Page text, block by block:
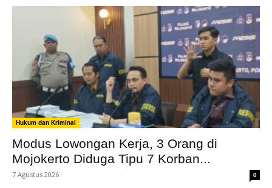
Hukum dan Kriminal
Modus Lowongan Kerja, 3 Orang di
Mojokerto Diduga Tipu 7 Korban...
7 Agustus 2026 0